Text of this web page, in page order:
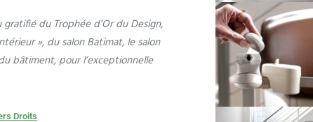
gratifié du Trophée d’Or du Design,
», du salon Batimat, le salon
bâtiment, pour l’exceptionnelle
Droits